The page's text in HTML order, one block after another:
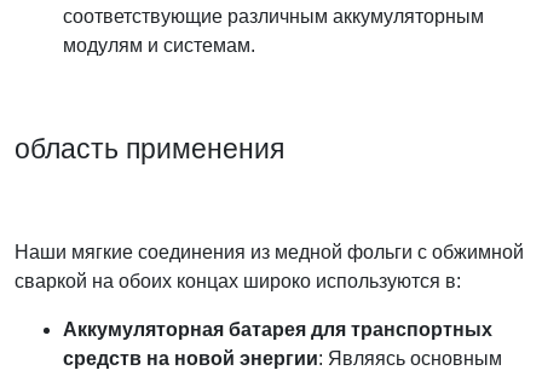
соответствующие различным аккумуляторным
модулям и системам.
область применения
Наши мягкие соединения из медной фольги с обжимной
сваркой на обоих концах широко используются в:
Аккумуляторная батарея для транспортных
средств на новой энергии: Являясь основным